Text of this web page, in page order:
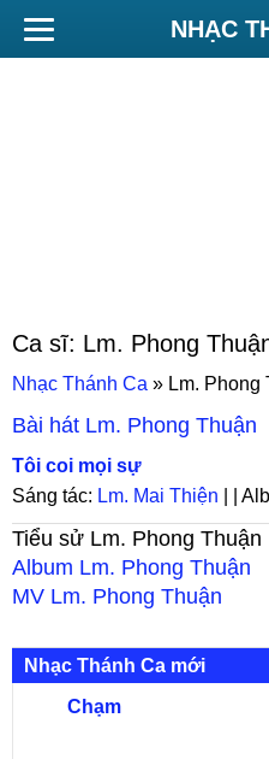
NHẠC
Ca sĩ: Lm. Phong
Nhạc Thánh Ca » Lm. Phong
Bài hát Lm. Phong Thuận
Tôi coi mọi sự
Sáng tác: Lm. Mai Thiện | |
Tiểu sử Lm. Phong Thuận
Album Lm. Phong Thuận
MV Lm. Phong Thuận
Nhạc Thánh Ca mới
Chạm